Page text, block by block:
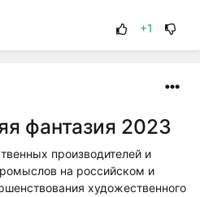
+1
фантазия 2023
производителей и
на российском и
художественного